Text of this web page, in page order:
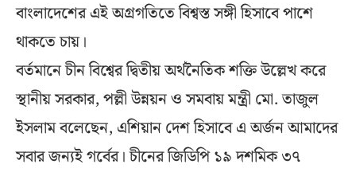
বাংলাদেশের এই অগ্রগতিতে বিশ্বস্ত সঙ্গী হিসাবে পাশে
থাকতে চায়।
বর্তমানে চীন বিশ্বের দ্বিতীয় অর্থনৈতিক শক্তি উল্লেখ করে
স্থানীয় সরকার, পল্লী উন্নয়ন ও সমবায় মন্ত্রী মো. তাজুল
ইসলাম বলেছেন, এশিয়ান দেশ হিসাবে এ অর্জন আমাদের
সবার জন্যই গর্বের। চীনের জিডিপি ১৯ দশমিক ৩৭